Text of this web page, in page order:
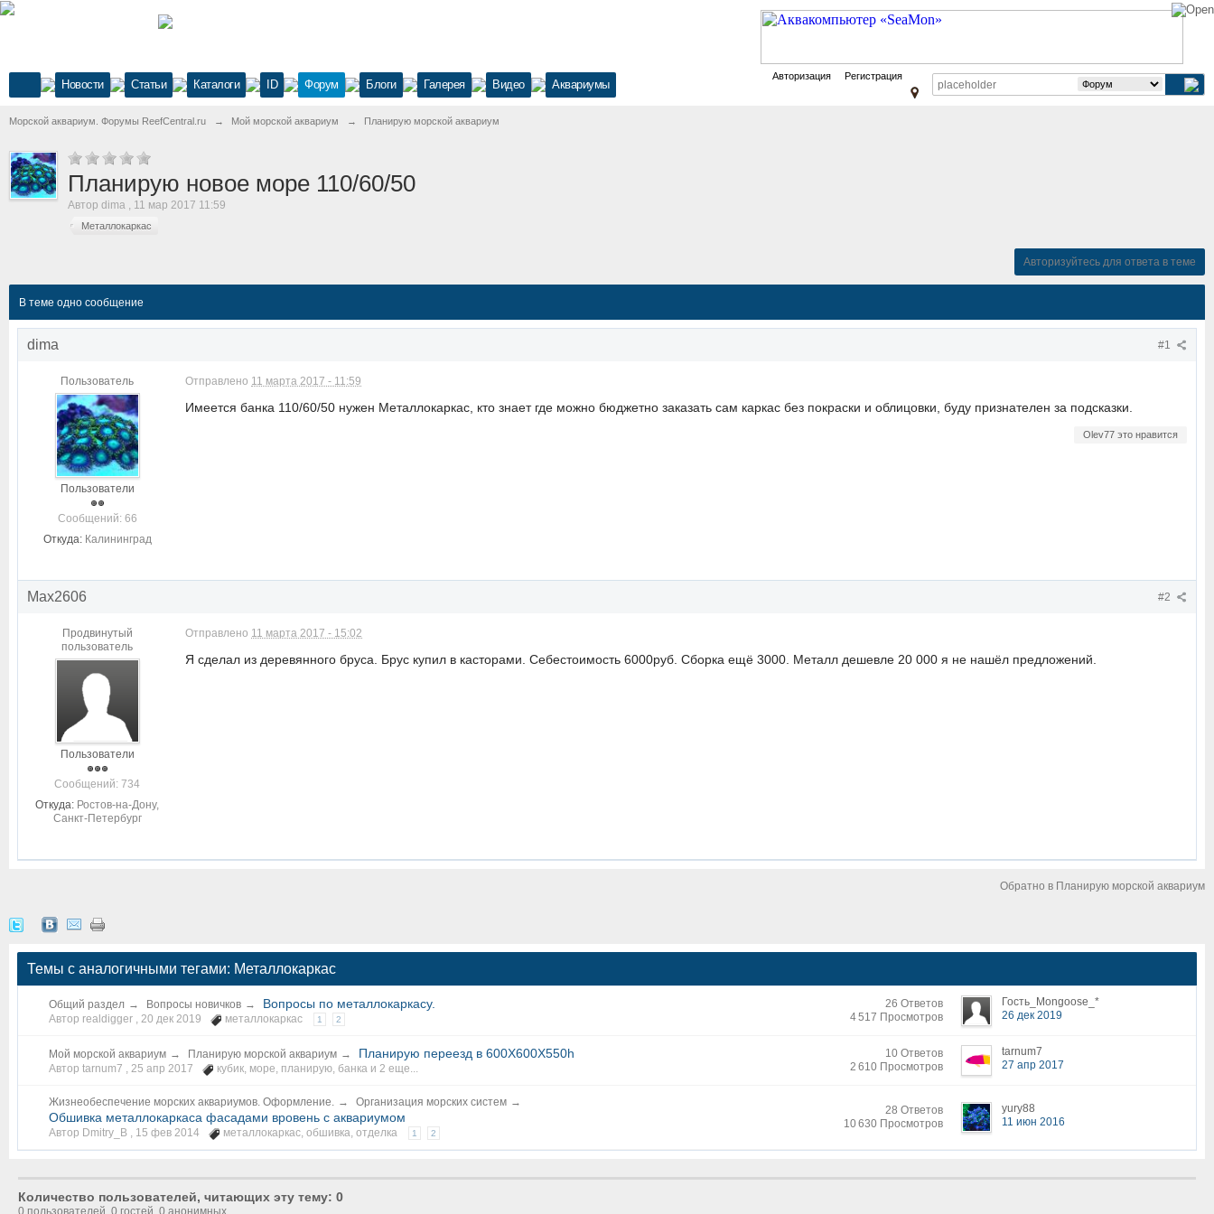
Новости Статьи Каталоги ID Форум Блоги Галерея Видео Аквариумы
Авторизация Регистрация
Морской аквариум. Форумы ReefCentral.ru → Мой морской аквариум → Планирую морской аквариум
Планирую новое море 110/60/50
Автор dima , 11 мар 2017 11:59
Металлокаркас
Авторизуйтесь для ответа в теме
В теме одно сообщение
#1
dima
Пользователь
Пользователи
Cообщений: 66
Откуда: Калининград
Отправлено 11 марта 2017 - 11:59
Имеется банка 110/60/50 нужен Металлокаркас, кто знает где можно бюджетно заказать сам каркас без покраски и облицовки, буду признателен за подсказки.
Olev77 это нравится
#2
Max2606
Продвинутый
пользователь
Пользователи
Cообщений: 734
Откуда: Ростов-на-Дону,
Санкт-Петербург
Отправлено 11 марта 2017 - 15:02
Я сделал из деревянного бруса. Брус купил в касторами. Себестоимость 6000руб. Сборка ещё 3000. Металл дешевле 20 000 я не нашёл предложений.
Обратно в Планирую морской аквариум
Темы с аналогичными тегами: Металлокаркас
Общий раздел → Вопросы новичков → Вопросы по металлокаркасу.
Автор realdigger , 20 дек 2019 металлокаркас 1 2
26 Ответов
4 517 Просмотров
Гость_Mongoose_*
26 дек 2019
Мой морской аквариум → Планирую морской аквариум → Планирую переезд в 600Х600Х550h
Автор tarnum7 , 25 апр 2017 кубик, море, планирую, банка и 2 еще...
10 Ответов
2 610 Просмотров
tarnum7
27 апр 2017
Жизнеобеспечение морских аквариумов. Оформление. → Организация морских систем →
Обшивка металлокаркаса фасадами вровень с аквариумом
Автор Dmitry_B , 15 фев 2014 металлокаркас, обшивка, отделка 1 2
28 Ответов
10 630 Просмотров
yury88
11 июн 2016
Количество пользователей, читающих эту тему: 0
0 пользователей, 0 гостей, 0 анонимных